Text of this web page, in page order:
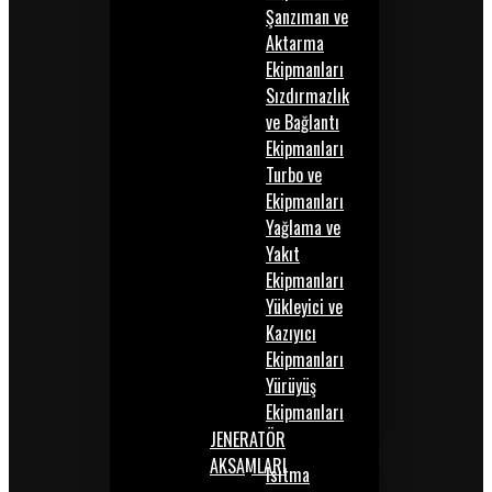
Şanzıman ve
Aktarma
Ekipmanları
Sızdırmazlık
ve Bağlantı
Ekipmanları
Turbo ve
Ekipmanları
Yağlama ve
Yakıt
Ekipmanları
Yükleyici ve
Kazıyıcı
Ekipmanları
Yürüyüş
Ekipmanları
JENERATÖR
AKSAMLARIIsıtma